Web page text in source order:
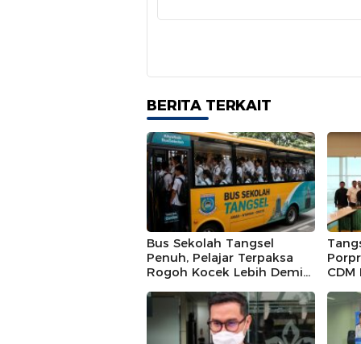
BERITA TERKAIT
Bus Sekolah Tangsel
Penuh, Pelajar Terpaksa
Rogoh Kocek Lebih Demi